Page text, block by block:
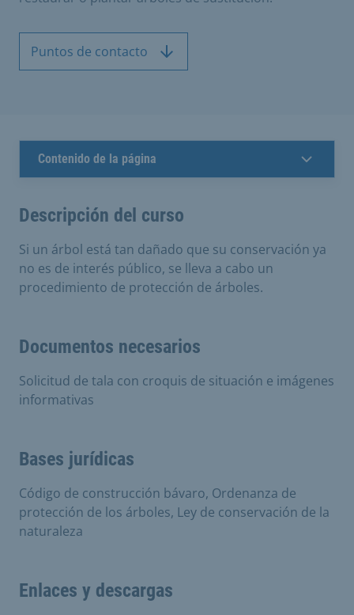
Puntos de contacto
Contenido de la página
Descripción del curso
Si un árbol está tan dañado que su conservación ya
no es de interés público, se lleva a cabo un
procedimiento de protección de árboles.
Documentos necesarios
Solicitud de tala con croquis de situación e imágenes
informativas
Bases jurídicas
Código de construcción bávaro, Ordenanza de
protección de los árboles, Ley de conservación de la
naturaleza
Enlaces y descargas